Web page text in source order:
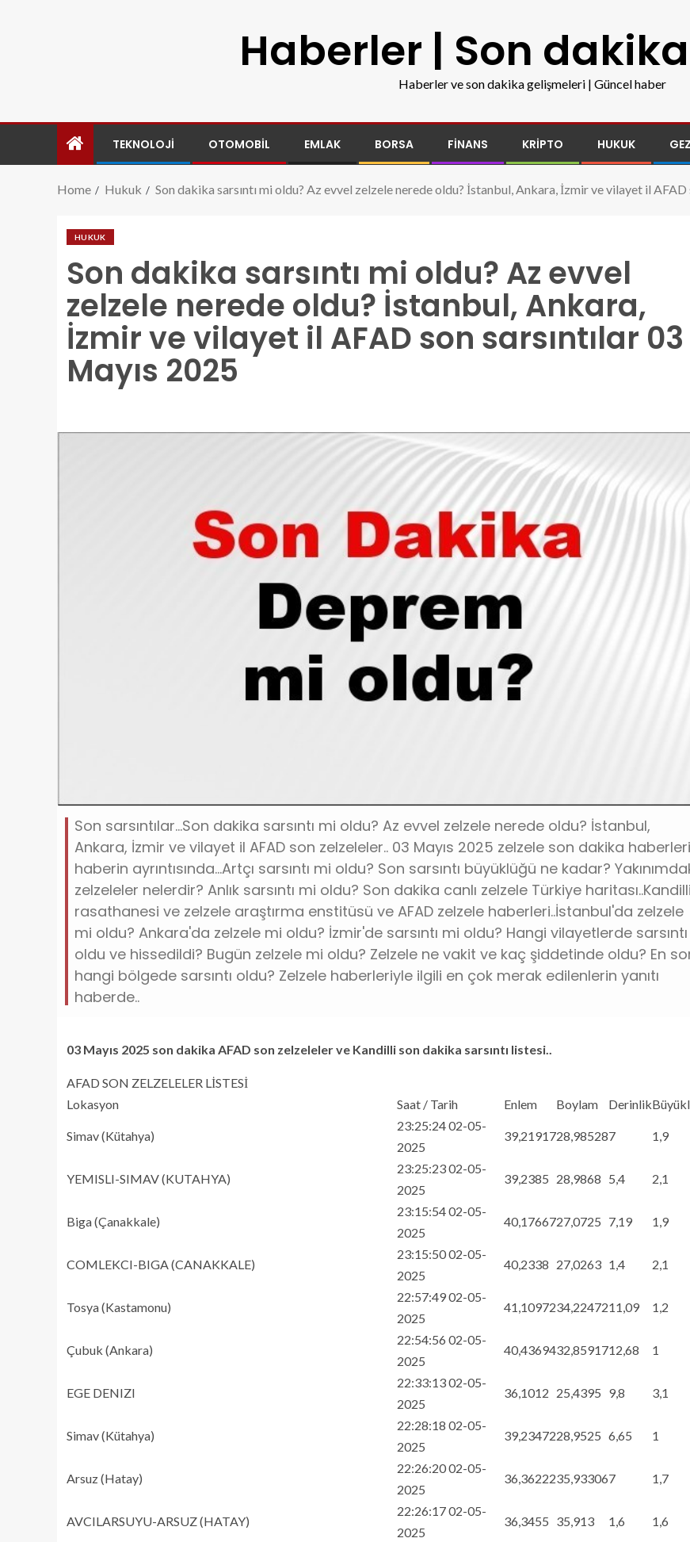
Haberler | Son
Haberler ve son dakika gelişmeleri | Güncel haber
TEKNOLOJI OTOMOBIL EMLAK BORSA FINANS KRIPTO HUKUK
Home Hukuk Son dakika sarsıntı mi oldu? Az evvel zelzele nerede oldu? İstanbul, Ankara, İzmir ve vilayet il AFAD
HUKUK
Son dakika sarsıntı mi oldu? Az evvel
zelzele nerede oldu? İstanbul, Ankara,
İzmir ve vilayet il AFAD son sarsıntılar 03
Mayıs 2025
Son sarsıntılar...Son dakika sarsıntı mi oldu? Az evvel zelzele nerede oldu? İstanbul,
Ankara, İzmir ve vilayet il AFAD son zelzeleler.. 03 Mayıs 2025 zelzele son dakika haberleri
haberin ayrıntısında...Artçı sarsıntı mi oldu? Son sarsıntı büyüklüğü ne kadar?
zelzeleler nelerdir? Anlık sarsıntı mi oldu? Son dakika canlı zelzele Türkiye haritası..Kandilli
rasathanesi ve zelzele araştırma enstitüsü ve AFAD zelzele haberleri..İstanbul'da zelzele
mi oldu? Ankara'da zelzele mi oldu? İzmir'de sarsıntı mi oldu? Hangi vilayetlerde sarsıntı
oldu ve hissedildi? Bugün zelzele mi oldu? Zelzele ne vakit ve kaç şiddetinde oldu? En
hangi bölgede sarsıntı oldu? Zelzele haberleriyle ilgili en çok merak edilenlerin yanıtı
haberde..
03 Mayıs 2025 son dakika AFAD son zelzeleler ve Kandilli son dakika sarsıntı listesi..
AFAD SON ZELZELELER LİSTESİ
Lokasyon
Saat / Tarih Enlem Boylam Derinlik
Simav (Kütahya)
23:25:24 02-05-
2025
39,2191728,985287 1,9
YEMISLI-SIMAV (KUTAHYA)
23:25:23 02-05-
2025
39,2385 28,9868 5,4 2,1
Biga (Çanakkale)
23:15:54 02-05-
2025
40,1766727,0725 7,19 1,9
COMLEKCI-BIGA (CANAKKALE)
23:15:50 02-05-
2025
40,2338 27,0263 1,4 2,1
Tosya (Kastamonu)
22:57:49 02-05-
2025
41,1097234,2247211,09 1,2
Çubuk (Ankara)
22:54:56 02-05-
2025
40,4369432,8591712,68 1
EGE DENIZI
22:33:13 02-05-
2025
36,1012 25,4395 9,8 3,1
Simav (Kütahya)
22:28:18 02-05-
2025
39,2347228,9525 6,65 1
Arsuz (Hatay)
22:26:20 02-05-
2025
36,3622235,933067 1,7
AVCILARSUYU-ARSUZ (HATAY)
22:26:17 02-05-
2025
36,3455 35,913 1,6 1,6